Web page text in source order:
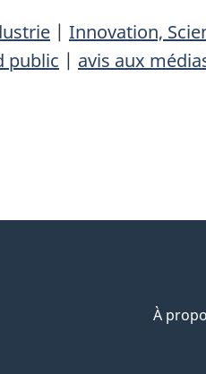
| Innovation,
public | avis aux
À